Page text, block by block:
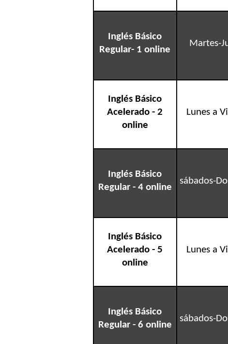
Inglés Básico
Regular- 1 online
Martes-
Inglés Básico
Acelerado - 2
online
Lunes a
Inglés Básico
Regular - 4 online
sábados-
Inglés Básico
Acelerado - 5
online
Lunes a
Inglés Básico
Regular - 6 online
sábados-